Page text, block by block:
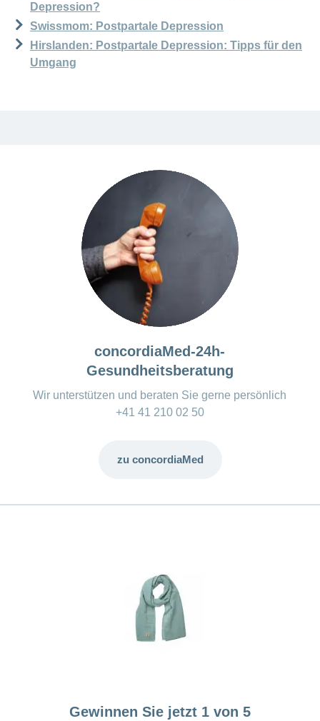
Depression?
Swissmom: Postpartale Depression
Hirslanden: Postpartale Depression: Tipps für den
Umgang
concordiaMed-24h-
Gesundheitsberatung
Wir unterstützen und beraten Sie gerne persönlich
+41 41 210 02 50
zu concordiaMed
Gewinnen Sie jetzt 1 von 5